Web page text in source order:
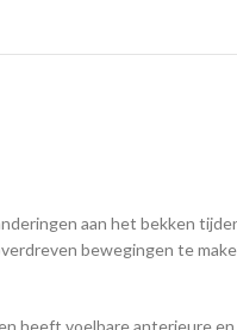
aan het bekken
bewegingen te
heeft voelbare anterieure